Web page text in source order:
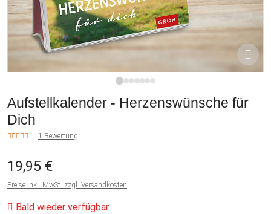
Aufstellkalender - Herzenswünsche für
Dich
1 Bewertung
19,95 €
Preise inkl. MwSt. zzgl. Versandkosten
Bald wieder verfügbar